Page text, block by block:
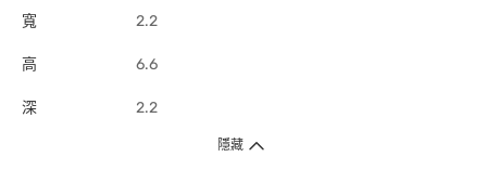
寬 2.2
高 6.6
深 2.2
隱藏